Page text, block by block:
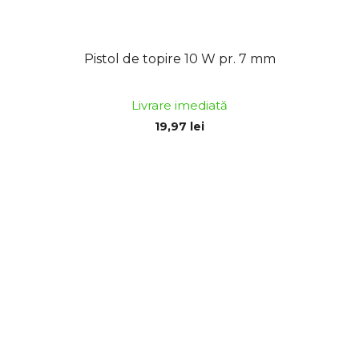
Pistol de topire 10 W pr. 7 mm
Livrare imediată
19,97 lei